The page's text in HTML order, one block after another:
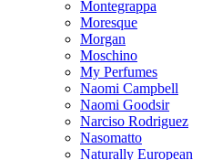
Montegrappa
Moresque
Morgan
Moschino
My Perfumes
Naomi Campbell
Naomi Goodsir
Narciso Rodriguez
Nasomatto
Naturally European